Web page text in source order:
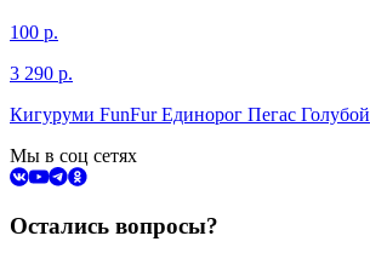
100 р.
3 290 р.
Кигуруми FunFur Единорог Пегас Голубой
Мы в соц сетях
Остались вопросы?